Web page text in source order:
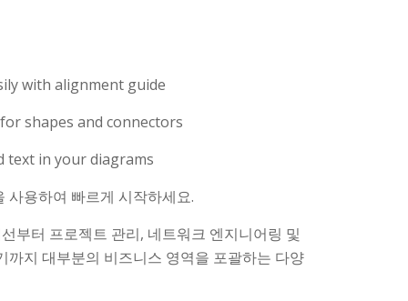
with alignment guide
shapes and connectors
text in your diagrams
사용하여 빠르게 시작하세요.
부터 프로젝트 관리, 네트워크 엔지니어링 및
지 대부분의 비즈니스 영역을 포괄하는 다양